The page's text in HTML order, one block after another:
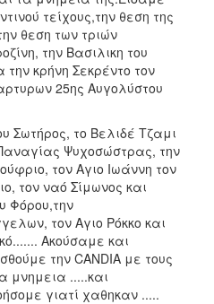
τείχους,την θεση της
θεση των τριών
την Βασιλικη του
την κρήνη Σεκρέντο τον
25ης Αυγολύστου
Σωτήρος, το Βελιδέ Τζαμι
Ψυχοσώστρας, την
τον Αγιο Ιωάννη τον
τον ναό Σίμωνος και
Φόρου,την
τον Αγιο Ρόκκο και
Ακούσαμε και
την CANDIA με τους
μνημεια .....και
γιατί χαθηκαν .....